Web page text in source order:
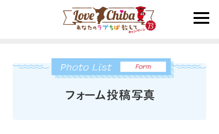
toggle